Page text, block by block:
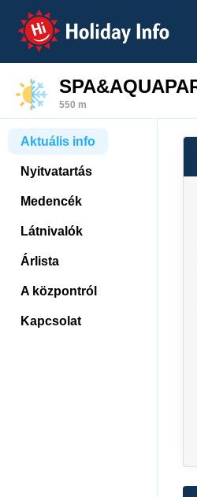
Holiday Info
550 m
Aktuális info
Nyitvatartás
Medencék
Látnivalók
Árlista
A központról
Kapcsolat